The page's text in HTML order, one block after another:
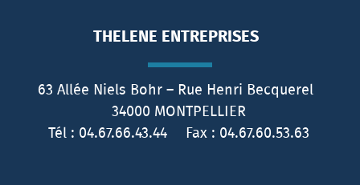
THELENE ENTREPRISES
63 Allée Niels Bohr – Rue Henri Becquerel
34000 MONTPELLIER
Tél : 04.67.66.43.44 Fax : 04.67.60.53.63